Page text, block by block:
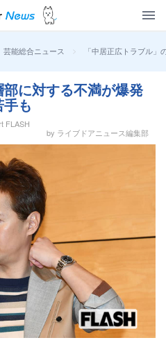
芸能総合ニュース > 「中居正広トラブル
に対する不満が爆発
も
FLASH
by ライブドアニュース編集部